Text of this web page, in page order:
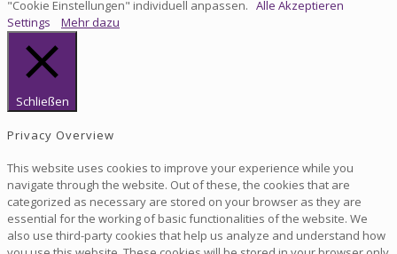
"Cookie Einstellungen" individuell anpassen. Alle Akzeptieren
Settings
Mehr dazu
Schließen
Privacy Overview
This website uses cookies to improve your experience while you
navigate through the website. Out of these, the cookies that are
categorized as necessary are stored on your browser as they are
essential for the working of basic functionalities of the website. We
also use third-party cookies that help us analyze and understand how